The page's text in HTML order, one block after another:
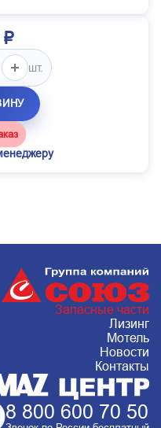
₽
шт.
Запасные части
Лизинг
Мотель
Новости
Контакты
8 800 600 70 50